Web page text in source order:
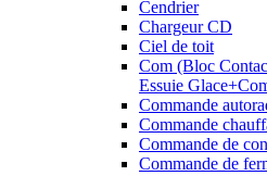
Cendrier
Chargeur CD
Ciel de toit
Com (Bloc
Essuie
Commande
Commande
Commande de
Commande de